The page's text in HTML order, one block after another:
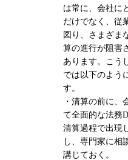
は常に、会社に
だけでなく、従
図り、さまざま
算の進行が阻害
あります。こう
では以下のよう
す。
・清算の前に、
て全面的な法務
清算過程で出現
し、専門家に相
講じておく。